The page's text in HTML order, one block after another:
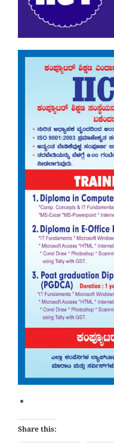
Share this: